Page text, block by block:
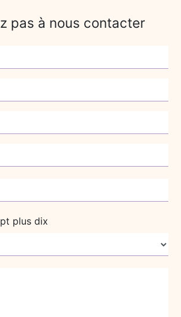
pas à nous contacter
plus dix